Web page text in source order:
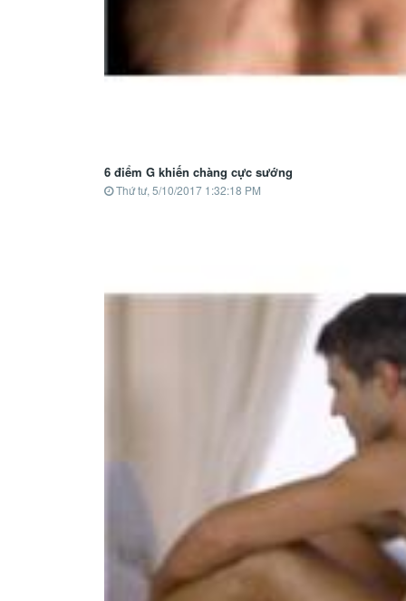
6 điểm G khiến chàng cực sướng
Thứ tư, 5/10/2017 1:32:18 PM